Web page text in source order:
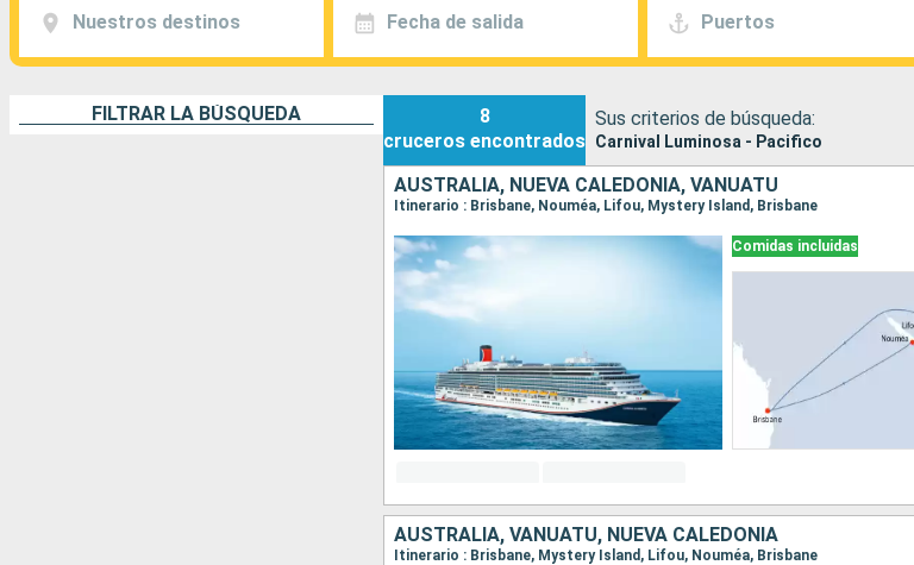
Nuestros destinos Fecha de salida Puertos
FILTRAR LA BÚSQUEDA
8
cruceros encontrados
Sus criterios de búsqueda:
Carnival Luminosa - Pacifico
AUSTRALIA, NUEVA CALEDONIA, VANUATU
Itinerario : Brisbane, Nouméa, Lifou, Mystery Island, Brisbane
Comidas incluidas
AUSTRALIA, VANUATU, NUEVA CALEDONIA
Itinerario : Brisbane, Mystery Island, Lifou, Nouméa, Brisbane